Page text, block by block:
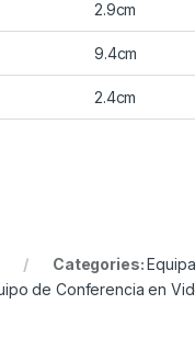
2.9cm
9.4cm
2.4cm
Categories:
de Conferencia en